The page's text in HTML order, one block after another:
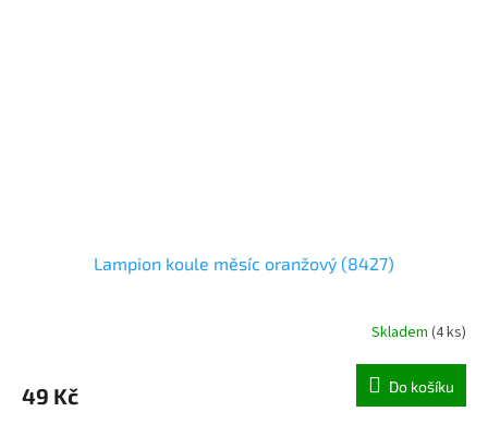
Lampion koule měsíc oranžový (8427)
Skladem (4 ks)
49 Kč Do košíku